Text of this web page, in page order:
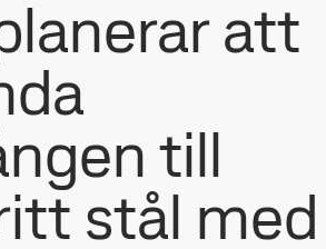
att
till
stål med